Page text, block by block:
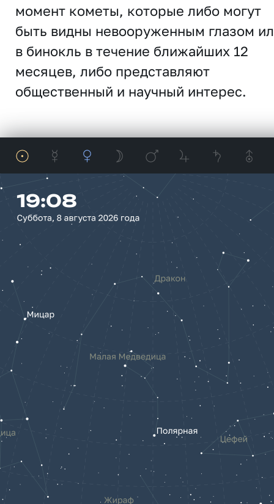
момент кометы, которые либо могут
быть видны невооруженным глазом
в бинокль в течение ближайших 12
месяцев, либо представляют
общественный и научный интерес.